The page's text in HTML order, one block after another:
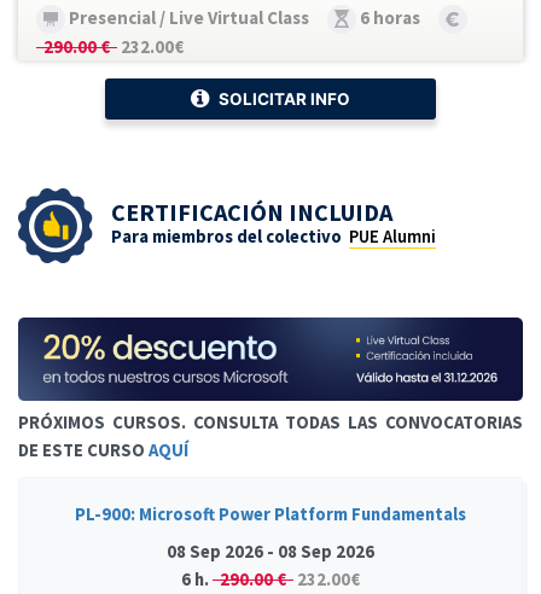
Presencial / Live Virtual Class
6 horas
290.00 € 232.00€
SOLICITAR INFO
CERTIFICACIÓN INCLUIDA
Para miembros del colectivo PUE Alumni
PRÓXIMOS CURSOS. CONSULTA TODAS LAS CONVOCATORIAS
DE ESTE CURSO AQUÍ
PL-900: Microsoft Power Platform Fundamentals
08 Sep 2026 - 08 Sep 2026
6 h.290.00 € 232.00€